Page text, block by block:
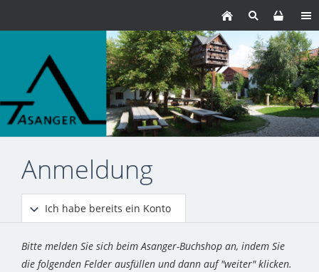
Anmeldung
Ich habe bereits ein Konto
Bitte melden Sie sich beim Asanger-Buchshop an, indem Sie
die folgenden Felder ausfüllen und dann auf "weiter" klicken.